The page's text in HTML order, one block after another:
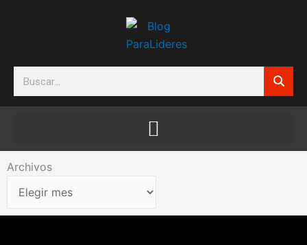
Search
Archivos
Archivos